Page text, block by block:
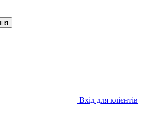
Вхід для клієнтів